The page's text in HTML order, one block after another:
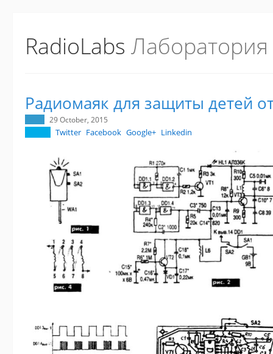
RadioLabs
Радиомаяк для защиты детей
29 October, 2015
Twitter Facebook Google+ Linkedin